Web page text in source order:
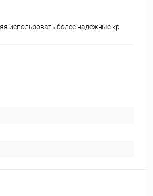
использовать более надежные кр